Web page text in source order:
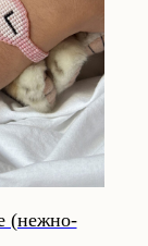
(нежно-